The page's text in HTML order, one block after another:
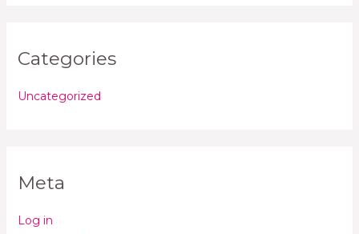
Categories
Uncategorized
Meta
Log in